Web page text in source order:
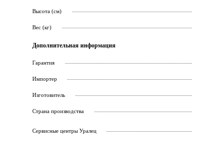
Высота (см)
Вес (кг)
Дополнительная информация
Гарантия
Импортер
Изготовитель
Страна производства
Cервисные центры Уралец